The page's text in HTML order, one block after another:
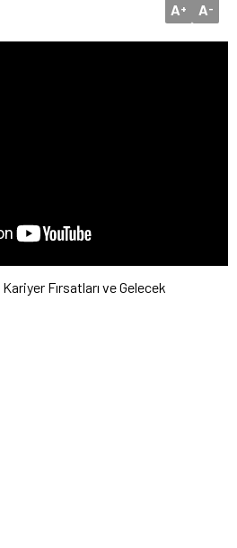
A+ A-
Fırsatları ve Gelecek